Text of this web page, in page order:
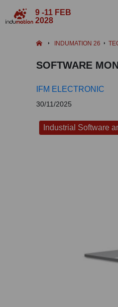
9 -11 FEB
2028
INDUMATION 26
SOFTWARE
Industrial Software
IFM ELECTRONIC
30/11/2025